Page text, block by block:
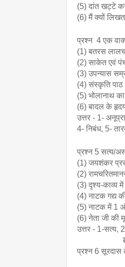
(5) दांत खट्टे
(6) मैं क्यों लिखता
प्रश्न  4 एक
(1) बतरस
(2) साकेत एवं
(3) उपन्यास
(4) संस्कृति पाठ
(5) भोलानाथ
(6) बादल के
उत्तर - 1-
4- निबंध, 5-
प्रश्न 5 सत्य/
(1) जयशंकर
(2)
(3) दृश्य-काव्य में
(4) नाटक गद्य
(5) नाटक में 1
(6) नेता जी की
उत्तर - 1-सत्य,
लघु
प्रश्न 6 सूरदास